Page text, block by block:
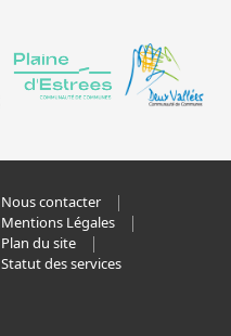
Nous contacter
Mentions Légales
Plan du site
Statut des services